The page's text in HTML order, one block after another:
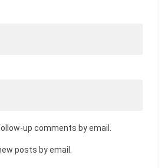
up comments by email.
posts by email.